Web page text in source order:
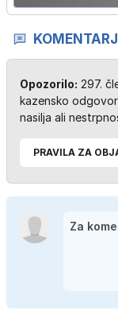
Opozorilo: 297.
kazensko
nasilja ali
PRAVILA ZA